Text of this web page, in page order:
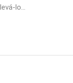
levá-lo…